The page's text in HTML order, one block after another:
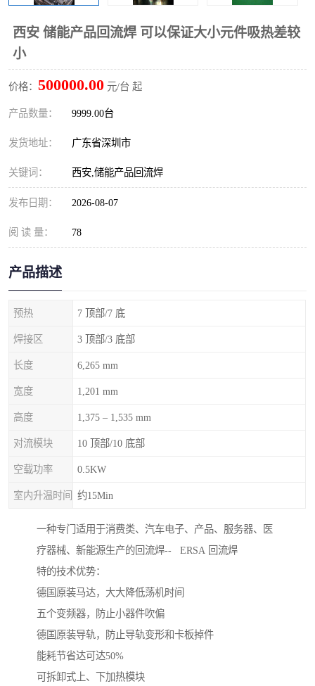
西安 储能产品回流焊 可以保证大小元件吸热差较
小
价格： 500000.00 元/台 起
产品数量： 9999.00台
发货地址： 广东省深圳市
关键词： 西安,储能产品回流焊
发布日期： 2026-08-07
阅 读 量： 78
产品描述
预热 7 顶部/7 底
焊接区 3 顶部/3 底部
长度 6,265 mm
宽度 1,201 mm
高度 1,375 – 1,535 mm
对流模块 10 顶部/10 底部
空载功率 0.5KW
室内升温时间 约15Min
一种专门适用于消费类、汽车电子、产品、服务器、医
疗器械、新能源生产的回流焊-- ERSA 回流焊
特的技术优势：
德国原装马达，大大降低荡机时间
五个变频器，防止小器件吹偏
德国原装导轨，防止导轨变形和卡板掉件
能耗节省达可达50%
可拆卸式上、下加热模块